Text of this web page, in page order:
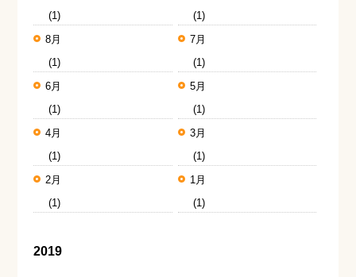
(1)
(1)
8月
(1)
7月
(1)
6月
(1)
5月
(1)
4月
(1)
3月
(1)
2月
(1)
1月
(1)
2019